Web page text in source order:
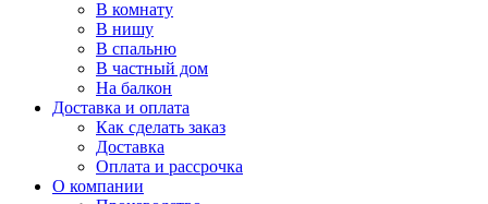
В комнату
В нишу
В спальню
В частный дом
На балкон
Доставка и оплата
Как сделать заказ
Доставка
Оплата и рассрочка
О компании